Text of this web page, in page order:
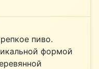
пиво.
формой